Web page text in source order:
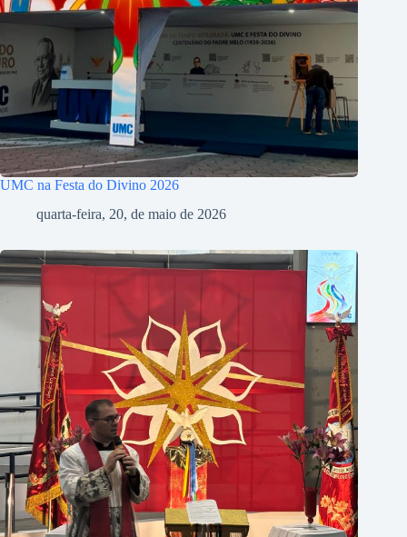
UMC na Festa do Divino 2026
quarta-feira, 20, de maio de 2026